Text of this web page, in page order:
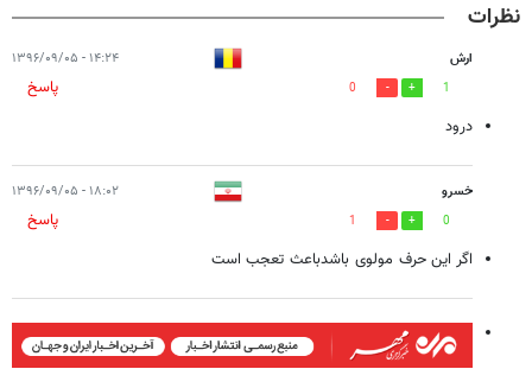
نظرات
ارش ۱۴:۲۴ - ۱۳۹۶/۰۹/۰۵
1
0
پاسخ
درود
خسرو ۱۸:۰۲ - ۱۳۹۶/۰۹/۰۵
0
1
پاسخ
اگر این حرف مولوی باشدباعث تعجب است